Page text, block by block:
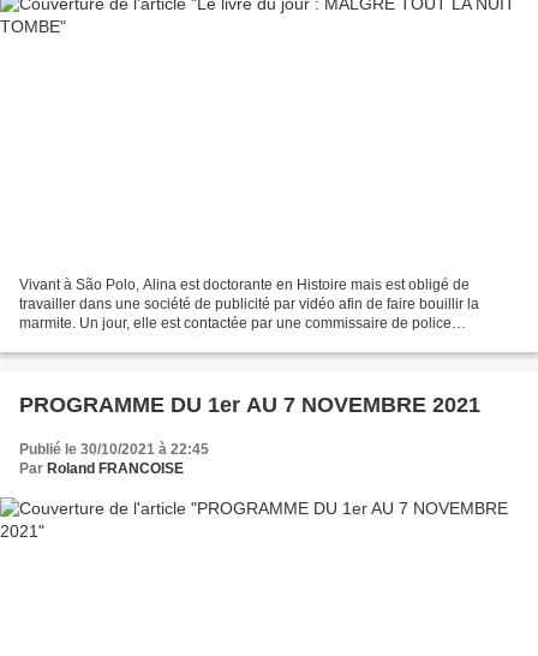
Vivant à São Polo, Alina est doctorante en Histoire mais est obligé de
travailler dans une société de publicité par vidéo afin de faire bouillir la
marmite. Un jour, elle est contactée par une commissaire de police
PROGRAMME DU 1er AU 7 NOVEMBRE 2021
Publié le 30/10/2021 à 22:45
Par Roland FRANCOISE